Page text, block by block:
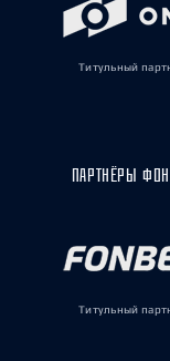
Титульный
ПАРТНЁРЫ
Титульный